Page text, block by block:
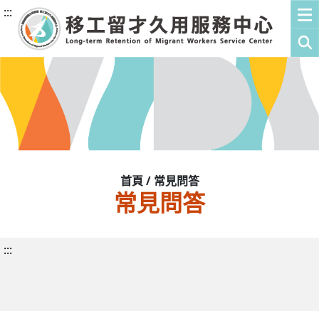
:::
首頁 / 常見問答
常見問答
:::